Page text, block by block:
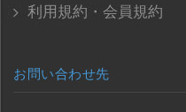
利用規約・会員規約
お問い合わせ先